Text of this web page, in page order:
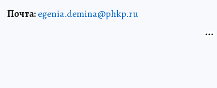
Почта:egenia.demina@phkp.ru